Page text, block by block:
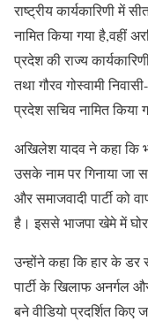
राष्ट्रीय कार्यकारिणी में
नामित किया गया है,वहीं
प्रदेश की राज्य
तथा गौरव गोस्वामी
प्रदेश सचिव नामित किया
अखिलेश यादव ने कहा कि
उसके नाम पर गिनाया
और समाजवादी पार्टी को
है। इससे भाजपा खेमे में घोर
उन्होंने कहा कि हार के डर
पार्टी के खिलाफ अनर्गल
बने वीडियो प्रदर्शित किए